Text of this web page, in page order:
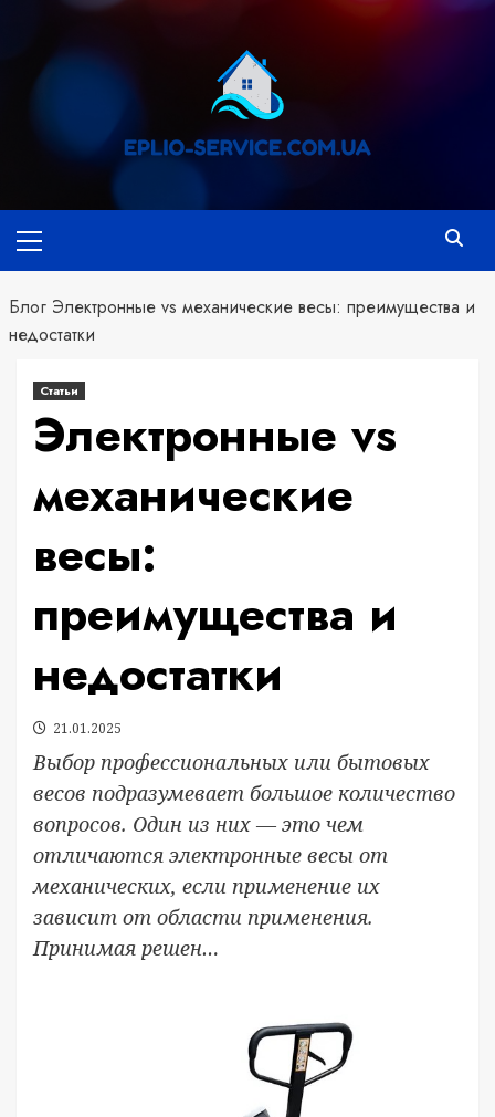
Перейти
содержимому
меню
Блог Электронные vs механические весы: преимущества и
недостатки
Статьи
Электронные vs
механические
весы:
преимущества и
недостатки
21.01.2025
Выбор профессиональных или бытовых
весов подразумевает большое количество
вопросов. Один из них — это чем
отличаются электронные весы от
механических, если применение их
зависит от области применения.
Принимая решен…